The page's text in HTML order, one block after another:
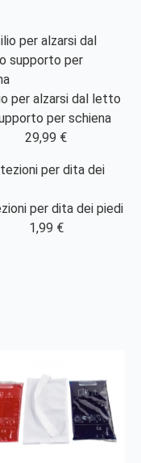
per alzarsi dal letto
per schiena
29,99 €
per dita dei piedi
1,99 €